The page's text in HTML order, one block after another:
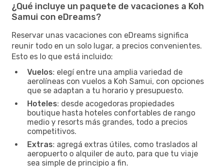
¿Qué incluye un paquete de vacaciones a Koh
Samui con eDreams?
Reservar unas vacaciones con eDreams significa
reunir todo en un solo lugar, a precios convenientes.
Esto es lo que está incluido:
Vuelos: elegí entre una amplia variedad de
aerolíneas con vuelos a Koh Samui, con opciones
que se adaptan a tu horario y presupuesto.
Hoteles: desde acogedoras propiedades
boutique hasta hoteles confortables de rango
medio y resorts más grandes, todo a precios
competitivos.
Extras: agregá extras útiles, como traslados al
aeropuerto o alquiler de auto, para que tu viaje
sea simple de principio a fin.